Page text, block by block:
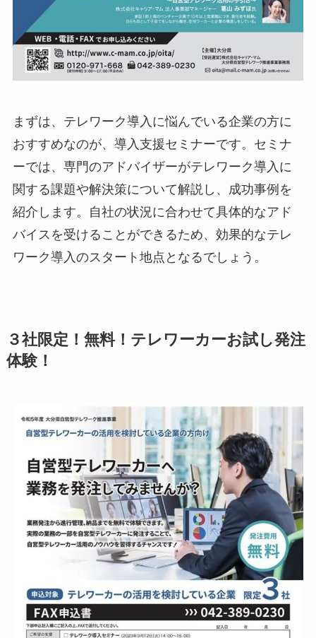
まずは、テレワーク導入に悩んでいる企業の方に
おすすめなのが、導入支援セミナーです。セミナ
ーでは、専門のアドバイザーがテレワーク導入に
関する課題や解決策について解説し、成功事例を
紹介します。自社の状況に合わせて具体的なアド
バイスを受けることができるため、効果的なテレ
ワーク導入のスタート地点となるでしょう。
３社限定！無料！テレワーカーお試し発注
体験！